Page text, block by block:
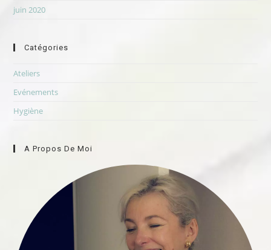
juin 2020
Catégories
Ateliers
Evénements
Hygiène
A Propos De Moi